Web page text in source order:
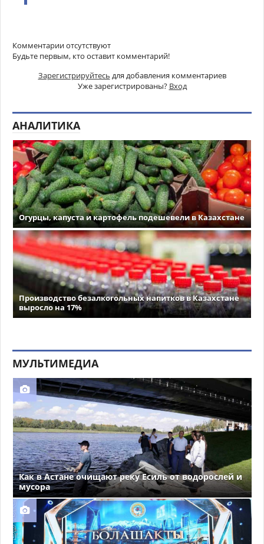
Комментарии отсутствуют
Будьте первым, кто оставит комментарий!
Зарегистрируйтесь для добавления комментариев
Уже зарегистрированы? Вход
АНАЛИТИКА
Огурцы, капуста и картофель подешевели в Казахстане
Производство безалкогольных напитков в Казахстане
выросло на 17%
МУЛЬТИМЕДИА
Как в Астане очищают реку Есиль от водорослей и
мусора